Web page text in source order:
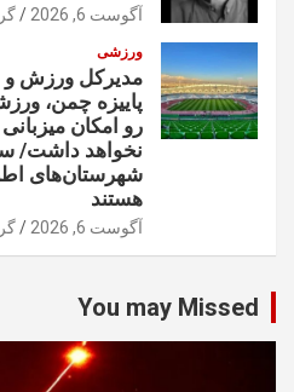
آگوست 6, 2026
ورزشی
مدیرکل ورزش و
پاییزه چمن،
رو امکان
نخواهد داشت/
شهرستان‌های
هستند
آگوست 6, 2026
You may Missed